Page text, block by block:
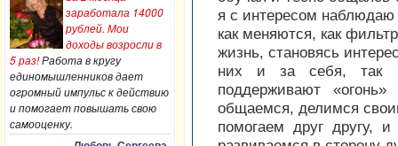
заработала 14000
рублей. Мои
доходы возросли в
5 раз!Работа в кругу
единомышленников дает
огромный импульс к действию
и помогает повышать свою
самооценку.
я с интересом наблюдаю
как меняются, как
жизнь, становясь
них и за себя, так
поддерживают
общаемся, делимся
помогаем друг другу,